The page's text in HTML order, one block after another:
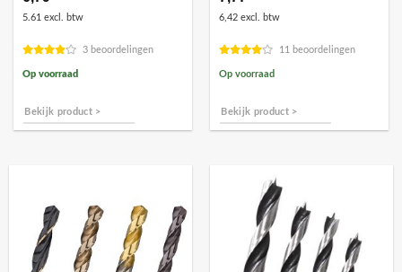
5.61 excl. btw
3 beoordelingen
Op voorraad
Bekijk product >
6,42 excl. btw
11 beoordelingen
Op voorraad
Bekijk product >